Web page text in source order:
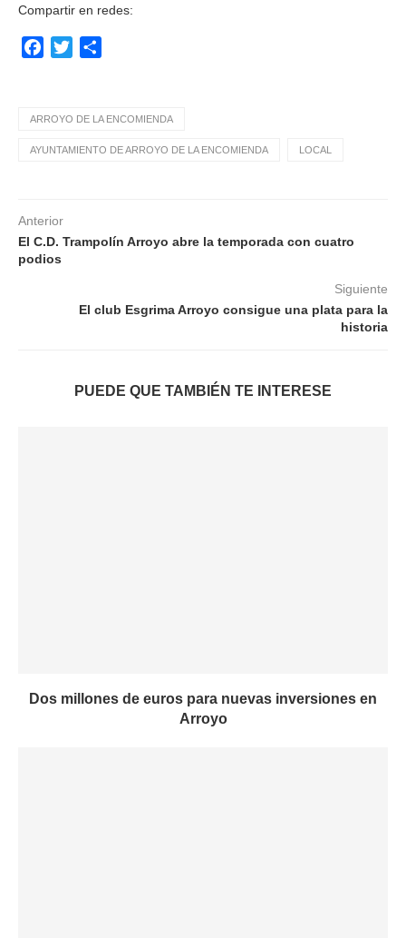
Compartir en redes:
Facebook
Twitter
ARROYO DE LA ENCOMIENDA
AYUNTAMIENTO DE ARROYO DE LA ENCOMIENDA LOCAL
Anterior
El C.D. Trampolín Arroyo abre la temporada con cuatro
podios
Siguiente
El club Esgrima Arroyo consigue una plata para la
historia
PUEDE QUE TAMBIÉN TE INTERESE
Dos millones de euros para nuevas inversiones en
Arroyo